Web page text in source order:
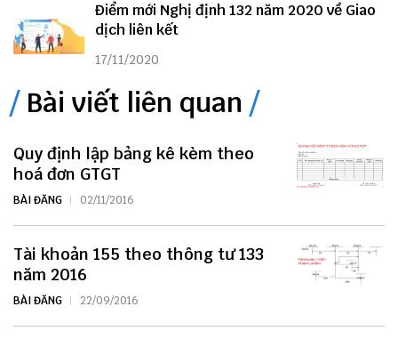
Điểm mới Nghị định 132 năm 2020 về Giao
dịch liên kết
17/11/2020
Bài viết liên quan
Quy định lập bảng kê kèm theo
hoá đơn GTGT
BÀI ĐĂNG 02/11/2016
Tài khoản 155 theo thông tư 133
năm 2016
BÀI ĐĂNG 22/09/2016